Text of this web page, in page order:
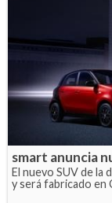
smart anuncia
El nuevo SUV de la
y será fabricado en